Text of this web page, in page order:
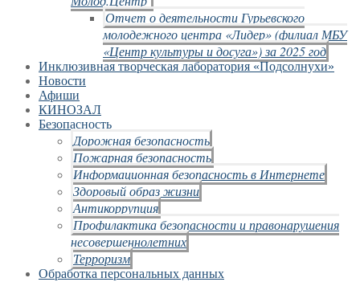
Отчет о деятельности Гурьевского
молодежного центра «Лидер» (филиал МБУ
«Центр культуры и досуга») за 2025 год
Инклюзивная творческая лаборатория «Подсолнухи»
Новости
Афиши
КИНОЗАЛ
Безопасность
Дорожная безопасность
Пожарная безопасность
Информационная безопасность в Интернете
Здоровый образ жизни
Антикоррупция
Профилактика безопасности и правонарушения
несовершеннолетних
Терроризм
Обработка персональных данных